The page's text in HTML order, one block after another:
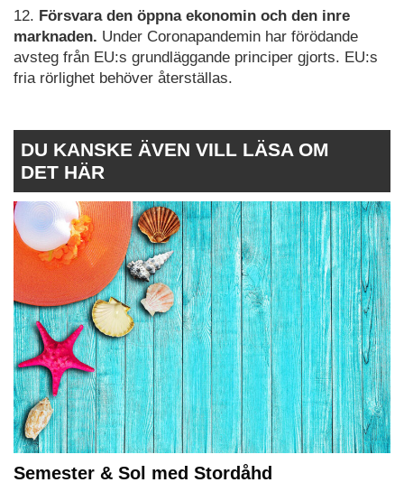
12. Försvara den öppna ekonomin och den inre
marknaden. Under Coronapandemin har förödande
avsteg från EU:s grundläggande principer gjorts. EU:s
fria rörlighet behöver återställas.
DU KANSKE ÄVEN VILL LÄSA OM
DET HÄR
Semester & Sol med Stordåhd